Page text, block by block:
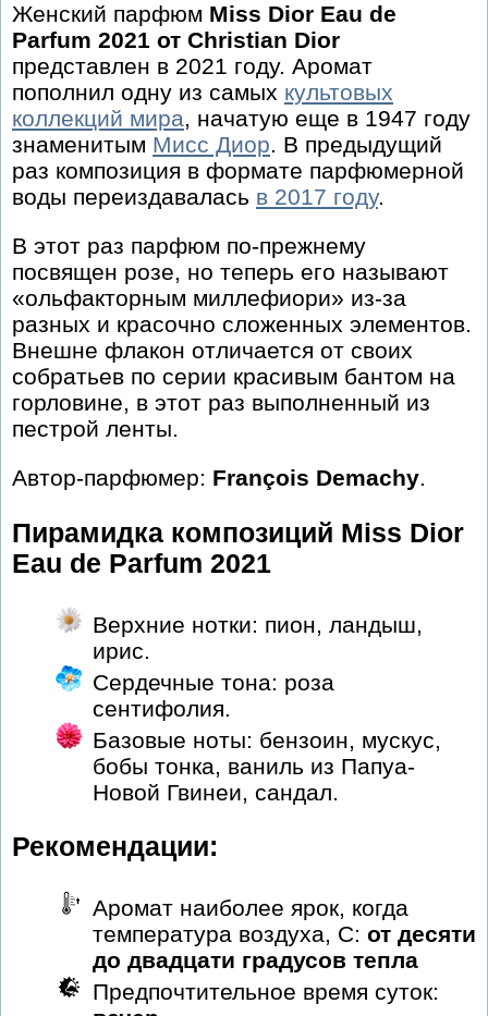
Женский парфюм Miss Dior Eau de
Parfum 2021 от Christian Dior
представлен в 2021 году. Аромат
пополнил одну из самых культовых
коллекций мира, начатую еще в 1947 году
знаменитым Мисс Диор. В предыдущий
раз композиция в формате парфюмерной
воды переиздавалась в 2017 году.
В этот раз парфюм по-прежнему
посвящен розе, но теперь его называют
«ольфакторным миллефиори» из-за
разных и красочно сложенных элементов.
Внешне флакон отличается от своих
собратьев по серии красивым бантом на
горловине, в этот раз выполненный из
пестрой ленты.
Автор-парфюмер: François Demachy.
Пирамидка композиций Miss Dior
Eau de Parfum 2021
Верхние нотки: пион, ландыш,
ирис.
Сердечные тона: роза
сентифолия.
Базовые ноты: бензоин, мускус,
бобы тонка, ваниль из Папуа-
Новой Гвинеи, сандал.
Рекомендации:
Аромат наиболее ярок, когда
температура воздуха, С: от десяти
до двадцати градусов тепла
Предпочтительное время суток: